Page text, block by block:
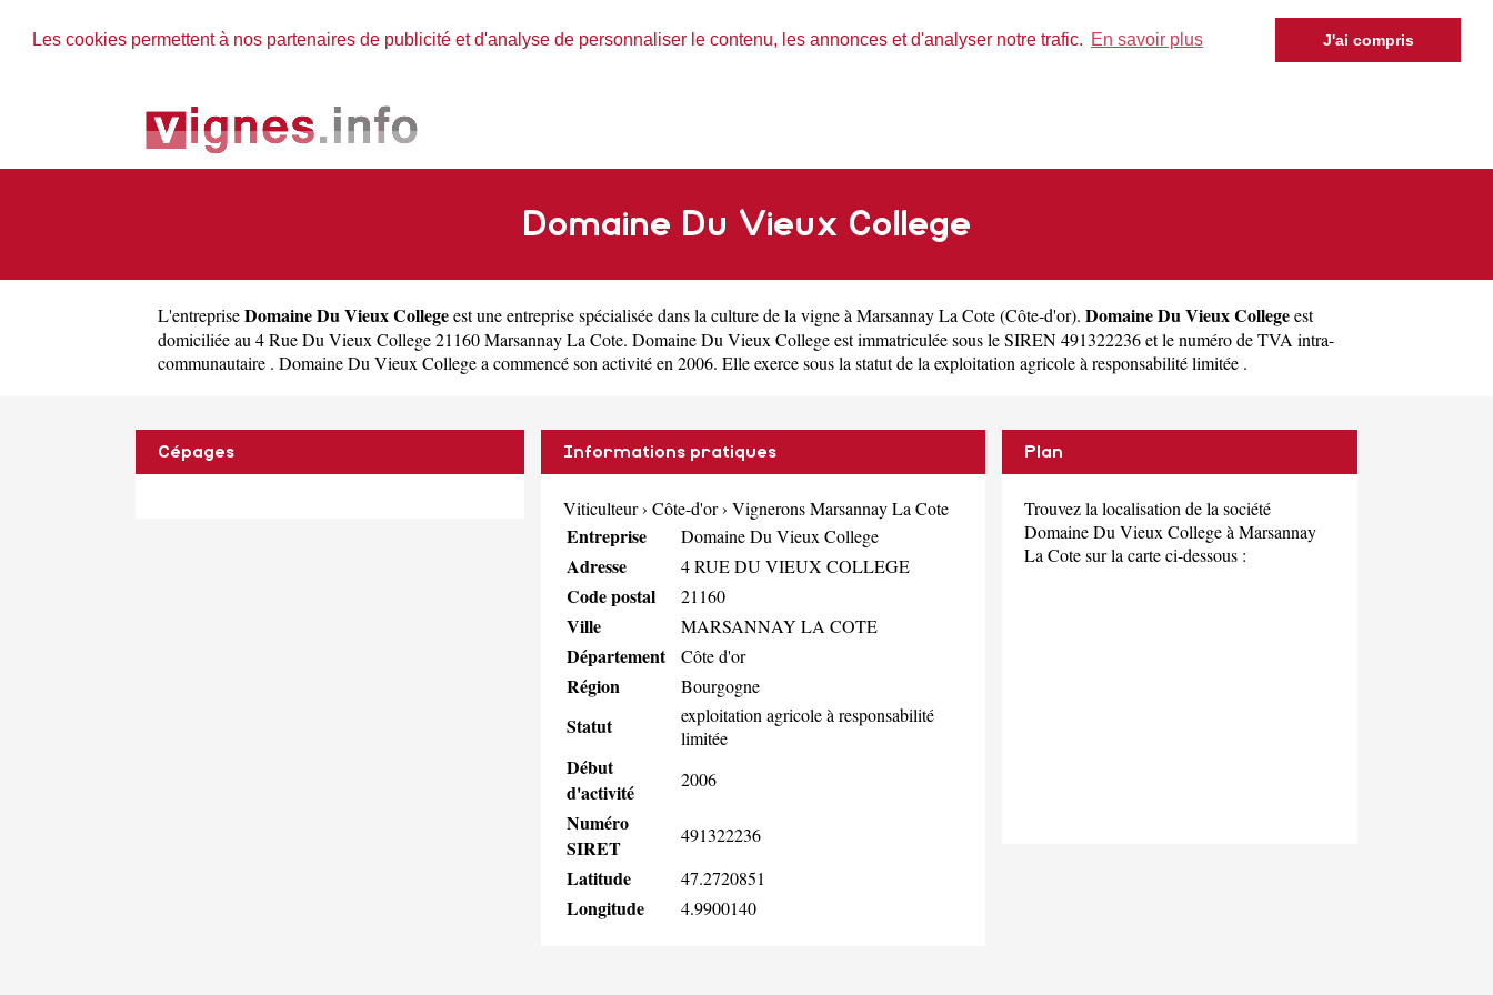
Les cookies permettent à nos partenaires de publicité et d'analyse de personnaliser le contenu, les annonces et d'analyser notre trafic. En savoir plus J'ai compris
Domaine Du Vieux College
L'entrepriseDomaine Du Vieux Collegeest uneentreprise spécialisée dans la culture de la vigne à Marsannay La Cote(Côte-d'or). Domaine Du Vieux Collegeest
domiciliée au 4 Rue Du Vieux College 21160 Marsannay La Cote. Domaine Du Vieux College est immatriculée sous le SIREN 491322236 et le numéro de TVA intra-
communautaire . Domaine Du Vieux College a commencé son activité en 2006. Elle exerce sous la statut de la exploitation agricole à responsabilité limitée .
Cépages Informations pratiques
Viticulteur› Côte-d'or› Vignerons Marsannay La Cote
Entreprise Domaine Du Vieux College
Adresse 4 RUE DU VIEUX COLLEGE
Code postal 21160
Ville MARSANNAY LA COTE
Département Côte d'or
Région Bourgogne
Statut
exploitation agricole à responsabilité
limitée
Début
d'activité
2006
Numéro
SIRET
491322236
Latitude 47.2720851
Longitude 4.9900140
Plan
Trouvez la localisation de la société
Domaine Du Vieux College à Marsannay
La Cote sur la carte ci-dessous :